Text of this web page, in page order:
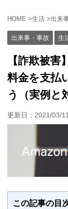
HOME >生活 >出来
出来事・事故 生
【詐欺被
料金を支払
う（実例と
更新日： 2021/03/11
この記事の目